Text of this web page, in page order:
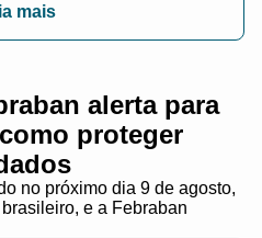
mais
alerta para
proteger
no próximo dia 9 de agosto,
e a Febraban